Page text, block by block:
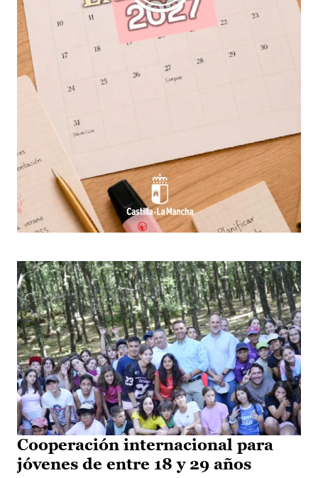
Cooperación internacional para
jóvenes de entre 18 y 29 años